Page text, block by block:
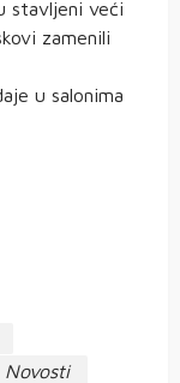
stavljeni veći
zamenili
u salonima
Novosti